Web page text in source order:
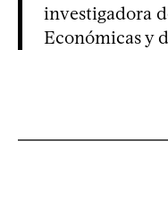
investigadora
Económicas y